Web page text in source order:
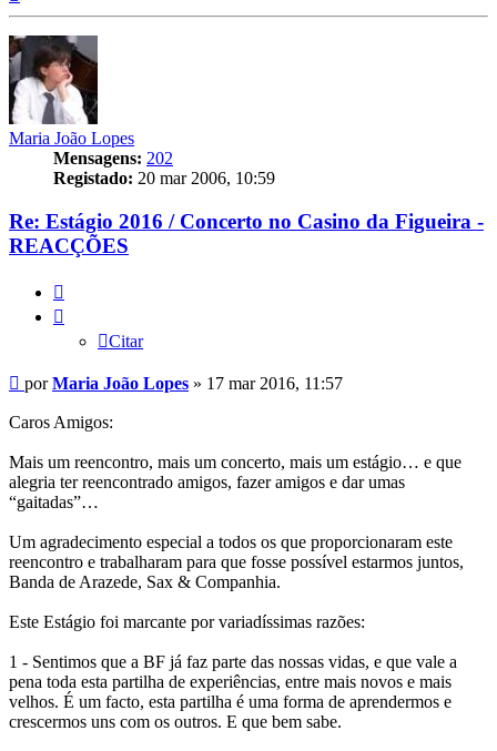
Maria João Lopes
Mensagens: 202
Registado: 20 mar 2006, 10:59
Re: Estágio 2016 / Concerto no Casino da Figueira -
REACÇÕES
Citar
Mensagem
porMaria João Lopes » 17 mar 2016, 11:57
Caros Amigos:
Mais um reencontro, mais um concerto, mais um estágio… e que
alegria ter reencontrado amigos, fazer amigos e dar umas
“gaitadas”…
Um agradecimento especial a todos os que proporcionaram este
reencontro e trabalharam para que fosse possível estarmos juntos,
Banda de Arazede, Sax & Companhia.
Este Estágio foi marcante por variadíssimas razões:
1 - Sentimos que a BF já faz parte das nossas vidas, e que vale a
pena toda esta partilha de experiências, entre mais novos e mais
velhos. É um facto, esta partilha é uma forma de aprendermos e
crescermos uns com os outros. E que bem sabe.